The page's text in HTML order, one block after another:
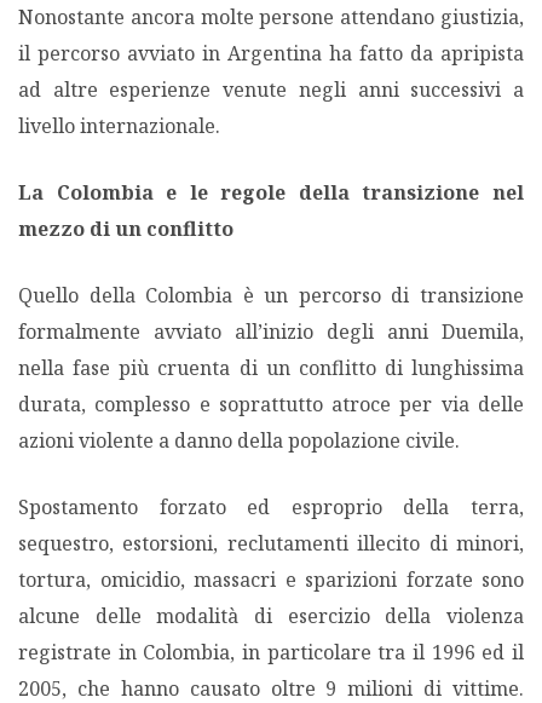
Nonostante ancora molte persone attendano giustizia,
il percorso avviato in Argentina ha fatto da apripista
ad altre esperienze venute negli anni successivi a
livello internazionale.
La Colombia e le regole della transizione nel
mezzo di un conflitto
Quello della Colombia è un percorso di transizione
formalmente avviato all’inizio degli anni Duemila,
nella fase più cruenta di un conflitto di lunghissima
durata, complesso e soprattutto atroce per via delle
azioni violente a danno della popolazione civile.
Spostamento forzato ed esproprio della terra,
sequestro, estorsioni, reclutamenti illecito di minori,
tortura, omicidio, massacri e sparizioni forzate sono
alcune delle modalità di esercizio della violenza
registrate in Colombia, in particolare tra il 1996 ed il
2005, che hanno causato oltre 9 milioni di vittime.